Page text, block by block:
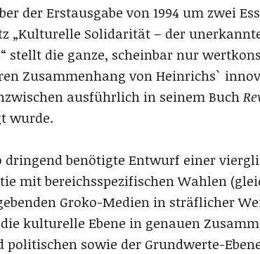
der Erstausgabe von 1994 um zwei
„Kulturelle Solidarität – der
stellt die ganze, scheinbar nur
Zusammenhang von Heinrichs`
ausführlich in seinem Buch
wurde.
dringend benötigte Entwurf einer
mit bereichsspezifischen Wahlen
Groko-Medien in sträflicher
kulturelle Ebene in genauen
sowie der Grundwerte-